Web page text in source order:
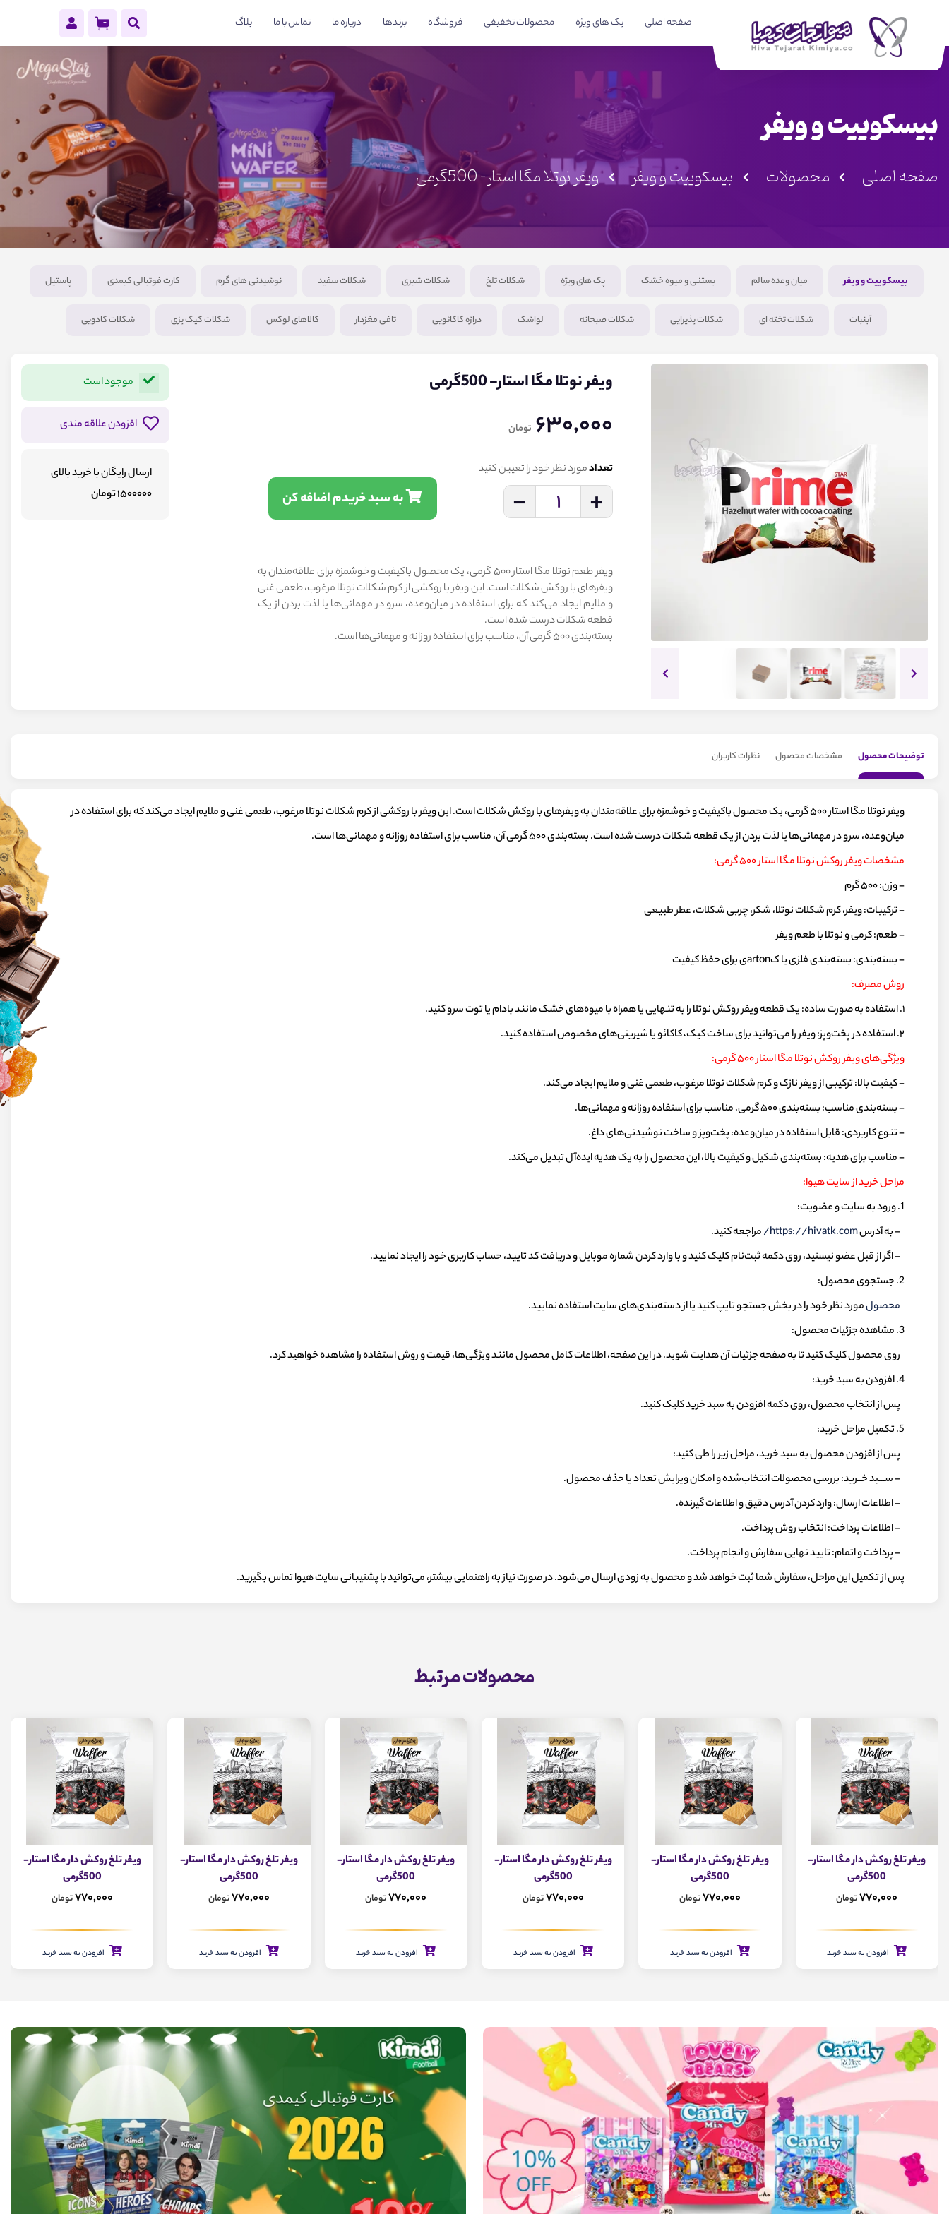
صفحه اصلی پک های ویژه محصولات تخفیفی فروشگاه برندها درباره ما تماس با ما بلاگ
بیسکوییت و ویفر
صفحه اصلی محصولات بیسکوییت و ویفر ویفر نوتلا مگا استار- 500گرمی
بیسکوییت و ویفر میان وعده سالم بستنی و میوه خشک پک های ویژه شکلات تلخ شکلات شیری شکلات سفید نوشیدنی های گرم کارت فوتبالی کیمدی پاستیل
آبنبات شکلات تخته ای شکلات پذیرایی شکلات صبحانه لواشک دراژه کاکائویی تافی مغزدار کالاهای لوکس شکلات کیک پزی شکلات کادویی
ویفر نوتلا مگا استار- 500گرمی
630,000 تومان
تعدادمورد نظر خود را تعیین کنید
+
1
-
ویفر طعم نوتلا مگا استار ۵۰۰ گرمی، یک محصول باکیفیت و خوشمزه برای علاقه‌مندان به
ویفرهای با روکش شکلات است. این ویفر با روکشی از کرم شکلات نوتلا مرغوب، طعمی غنی
و ملایم ایجاد می‌کند که برای استفاده در میان‌وعده، سرو در مهمانی‌ها یا لذت بردن از یک
قطعه شکلات درست شده است.
بسته‌بندی ۵۰۰ گرمی آن، مناسب برای استفاده روزانه و مهمانی‌ها است.
موجود است
افزودن علاقه مندی
ارسال رایگان با خرید بالای
1500000 تومان
توضیحات محصول مشخصات محصول نظرات کاربران
ویفر نوتلا مگا استار ۵۰۰ گرمی، یک محصول باکیفیت و خوشمزه برای علاقه‌مندان به ویفرهای با روکش شکلات است. این ویفر با روکشی از کرم شکلات نوتلا مرغوب، طعمی غنی و ملایم ایجاد می‌کند که برای استفاده در
میان‌وعده، سرو در مهمانی‌ها یا لذت بردن از یک قطعه شکلات درست شده است. بسته‌بندی ۵۰۰ گرمی آن، مناسب برای استفاده روزانه و مهمانی‌ها است.
مشخصات ویفر روکش نوتلا مگا استار ۵۰۰ گرمی:
- وزن: ۵۰۰ گرم
- ترکیبات: ویفر، کرم شکلات نوتلا، شکر، چربی شکلات، عطر طبیعی
- طعم: کرمی و نوتلا با طعم ویفر
- بسته‌بندی: بسته‌بندی فلزی یا کartonی برای حفظ کیفیت
روش مصرف:
۱. استفاده به صورت ساده: یک قطعه ویفر روکش نوتلا را به تنهایی یا همراه با میوه‌های خشک مانند بادام یا توت سرو کنید.
۲. استفاده در پخت‌وپز: ویفر را می‌توانید برای ساخت کیک، کاکائو یا شیرینی‌های مخصوص استفاده کنید.
ویژگی‌های ویفر روکش نوتلا مگا استار ۵۰۰ گرمی:
- کیفیت بالا: ترکیبی از ویفر نازک و کرم شکلات نوتلا مرغوب، طعمی غنی و ملایم ایجاد می‌کند.
- بسته‌بندی مناسب: بسته‌بندی ۵۰۰ گرمی، مناسب برای استفاده روزانه و مهمانی‌ها.
- تنوع کاربردی: قابل استفاده در میان‌وعده، پخت‌وپز و ساخت نوشیدنی‌های داغ.
- مناسب برای هدیه: بسته‌بندی شکیل و کیفیت بالا، این محصول را به یک هدیه ایده‌آل تبدیل می‌کند.
مراحل خرید از سایت هیوا:
1. ورود به سایت و عضویت:
- به آدرسhttps://hivatk.com/ مراجعه کنید.
- اگر از قبل عضو نیستید، روی دکمه ثبت‌نام کلیک کنید و با وارد کردن شماره موبایل و دریافت کد تایید، حساب کاربری خود را ایجاد نمایید.
2. جستجوی محصول:
محصولمورد نظر خود را در بخش جستجو تایپ کنید یا از دسته‌بندی‌های سایت استفاده نمایید.
3. مشاهده جزئیات محصول:
روی محصول کلیک کنید تا به صفحه جزئیات آن هدایت شوید. در این صفحه، اطلاعات کامل محصول مانند ویژگی‌ها، قیمت و روش استفاده را مشاهده خواهید کرد.
4. افزودن به سبد خرید:
پس از انتخاب محصول، روی دکمه افزودن به سبد خرید کلیک کنید.
5. تکمیل مراحل خرید:
پس از افزودن محصول به سبد خرید، مراحل زیر را طی کنید:
- ســـبد خــرید: بررسی محصولات انتخاب‌شده و امکان ویرایش تعداد یا حذف محصول.
- اطلاعات ارسال: وارد کردن آدرس دقیق و اطلاعات گیرنده.
- اطلاعات پرداخت: انتخاب روش پرداخت.
- پرداخت و اتمام: تایید نهایی سفارش و انجام پرداخت.
پس از تکمیل این مراحل، سفارش شما ثبت خواهد شد و محصول به زودی ارسال می‌شود. در صورت نیاز به راهنمایی بیشتر، می‌توانید با پشتیبانی سایت هیوا تماس بگیرید.
محصولات مرتبط
ویفر تلخ روکش دار مگا استار-
500گرمی
770,000تومان
افزودن به سبد خرید
ویفر تلخ روکش دار مگا استار-
500گرمی
770,000تومان
افزودن به سبد خرید
ویفر تلخ روکش دار مگا استار-
500گرمی
770,000تومان
افزودن به سبد خرید
ویفر تلخ روکش دار مگا استار-
500گرمی
770,000تومان
افزودن به سبد خرید
ویفر تلخ روکش دار مگا استار-
500گرمی
770,000تومان
افزودن به سبد خرید
ویفر تلخ روکش دار مگا استار-
500گرمی
770,000تومان
افزودن به سبد خرید